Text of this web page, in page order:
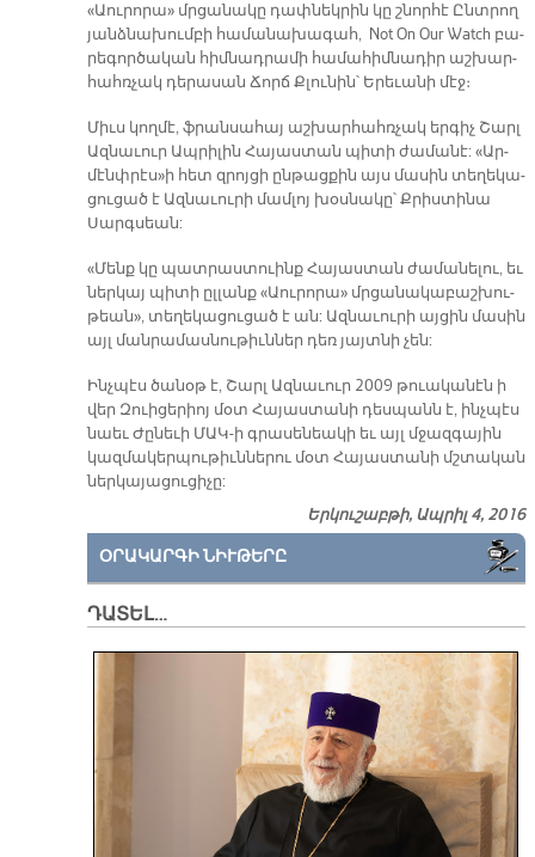
«Աու­րո­րա» մրցա­նա­կը դափ­նեկ­րին կը շնոր­հէ Ընտ­րող
յանձ­նա­խում­բի հա­մա­նա­խա­գահ, Not On Our Watch բա­
րե­գոր­ծա­կան հիմ­նադ­րա­մի հա­մա­հիմ­նա­դիր աշ­խար­
հահռչակ դե­րա­սան Ճորճ Քլու­նին՝ Ե­րե­ւա­նի մէջ։
Միւս կող­մէ, ֆրան­սա­հայ աշ­խար­հահռ­չակ եր­գիչ Շարլ
Ազ­նա­ւուր Ապ­րի­լին Հա­յաս­տան պի­տի ժա­մա­նէ: «Ար­
մէնփ­րէս»ի հետ զրոյ­ցի ըն­թաց­քին այս մա­սին տե­ղե­կա­
ցու­ցած է Ազ­նա­ւու­րի մամ­լոյ խօս­նա­կը՝ Քրիս­տի­նա
Սարգ­սեան:
«Մենք կը պատ­րաս­տուինք Հա­յաս­տան ժա­մա­նե­լու, եւ
ներ­կայ պի­տի ըլ­լանք «Աու­րո­րա» մրցա­նա­կա­բաշ­խու­
թեան», տե­ղե­կա­ցու­ցած է ան: Ազ­նա­ւու­րի այ­ցին մա­սին
այլ ման­րա­մաս­նու­թիւն­ներ դեռ յայտ­նի չեն:
Ինչպէս ծանօթ է, Շարլ Ազ­նա­ւուր 2009 թուա­կա­նէն ի
վեր Զուի­ցե­րիոյ մօտ Հա­յաս­տա­նի դես­պանն է, ինչ­պէս
նաեւ Ժը­նե­ւի ՄԱԿ-ի գրա­սե­նեա­կի եւ այլ մջազ­գա­յին
կազ­մա­կեր­պու­թիւն­նե­րու մօտ Հա­յաս­տա­նի մշտա­կան
ներ­կա­յա­ցու­ցի­չը:
Երկուշաբթի, Ապրիլ 4, 2016
ՕՐԱԿԱՐԳԻ ՆԻՒԹԵՐԸ
ԴԱՏԵԼ…